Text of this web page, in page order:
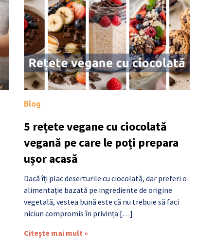
Blog
5 rețete vegane cu ciocolată
vegană pe care le poți prepara
ușor acasă
Dacă îți plac deserturile cu ciocolată, dar preferi o
alimentație bazată pe ingrediente de origine
vegetală, vestea bună este că nu trebuie să faci
niciun compromis în privința […]
Citește mai mult »